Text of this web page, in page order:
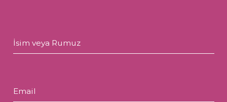
İsim veya Rumuz
Email